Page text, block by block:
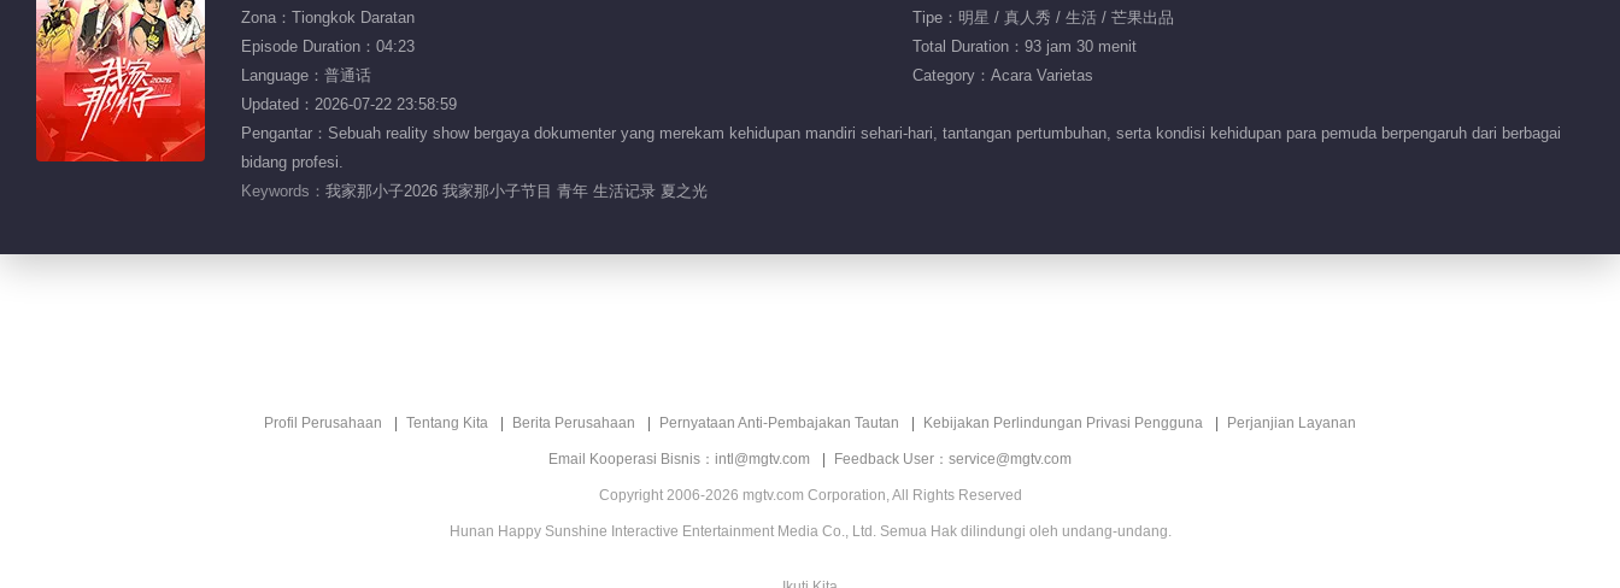
VIP
Fitur EP 1 No.19
Zona：Tiongkok Daratan
Tipe：明星 / 真人秀 / 生活 / 芒果出品
Episode Duration：04:23
Total Duration：93 jam 30 menit
Language：普通话
Category：Acara Varietas
Updated：2026-07-22 23:58:59
Pengantar：Sebuah reality show bergaya dokumenter yang merekam kehidupan mandiri sehari-hari, tantangan pertumbuhan, serta kondisi kehidupan para pemuda berpengaruh dari berbagai
bidang profesi.
Keywords： 我家那小子2026 我家那小子节目 青年 生活记录 夏之光
Profil Perusahaan Tentang Kita Berita Perusahaan Pernyataan Anti-Pembajakan Tautan Kebijakan Perlindungan Privasi Pengguna Perjanjian Layanan
Email Kooperasi Bisnis：intl@mgtv.com Feedback User：service@mgtv.com
Copyright 2006-2026 mgtv.com Corporation, All Rights Reserved
Hunan Happy Sunshine Interactive Entertainment Media Co., Ltd. Semua Hak dilindungi oleh undang-undang.